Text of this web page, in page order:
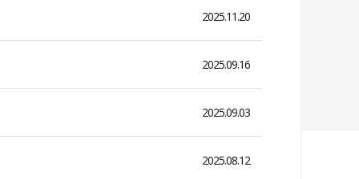
2025.11.20
2025.09.16
2025.09.03
2025.08.12